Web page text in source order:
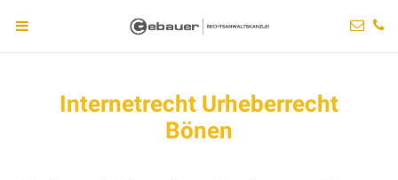
Internetrecht Urheberrecht
Bönen